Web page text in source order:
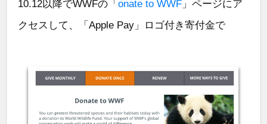
10.12以降でWWFの「 onate to WWF 」ページにア
クセスして、「Apple Pay」ロゴ付き寄付金で